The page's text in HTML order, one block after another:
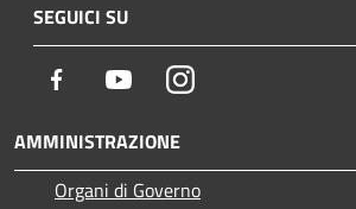
SEGUICI SU
Facebook YoutubeInstagram
AMMINISTRAZIONE
Organi di Governo